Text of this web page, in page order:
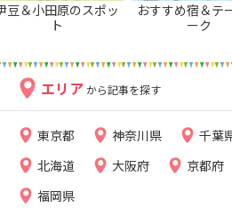
豆＆小田原のスポッ
ト
おすすめ宿＆テ
ーク
エリア から記事を探す
東京都 神奈川県 千葉
北海道
大阪府 京都府
福岡県